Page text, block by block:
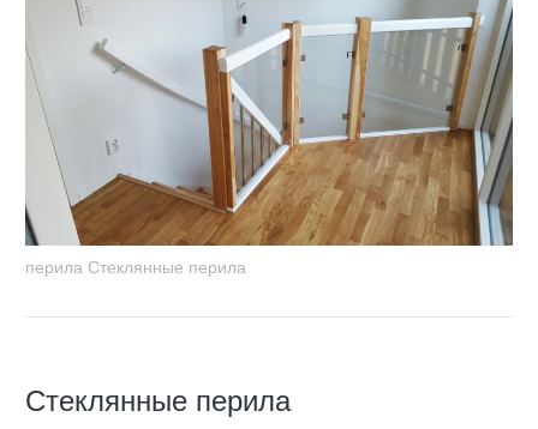
перила Стеклянные перила
Стеклянные перила